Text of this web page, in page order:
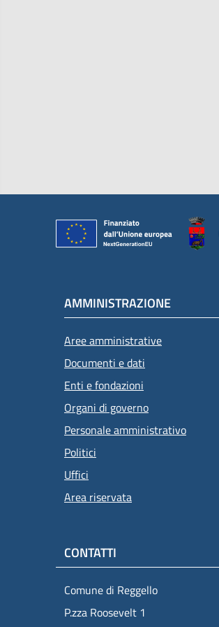
AMMINISTRAZIONE
Aree amministrative
Documenti e dati
Enti e fondazioni
Organi di governo
Personale amministrativo
Politici
Uffici
Area riservata
CONTATTI
Comune di Reggello
P.zza Roosevelt 1